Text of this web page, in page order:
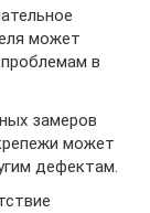
может
в
замеров
может
дефектам.